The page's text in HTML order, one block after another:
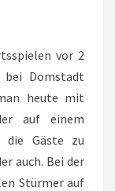
vor 2
bei Domstadt
heute mit
auf einem
die Gäste zu
auch. Bei der
Stürmer auf